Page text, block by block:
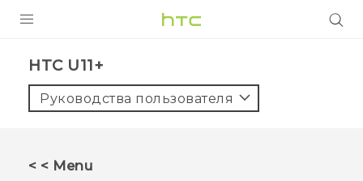
5G
HTC U11+‎
Руководства пользователя
< < Menu